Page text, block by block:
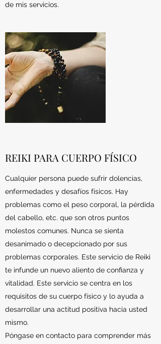
de mis servicios.
REIKI PARA CUERPO FÍSICO
Cualquier persona puede sufrir dolencias,
enfermedades y desafíos físicos. Hay
problemas como el peso corporal, la pérdida
del cabello, etc. que son otros puntos
molestos comunes. Nunca se sienta
desanimado o decepcionado por sus
problemas corporales. Este servicio de Reiki
te infunde un nuevo aliento de confianza y
vitalidad. Este servicio se centra en los
requisitos de su cuerpo físico y lo ayuda a
desarrollar una actitud positiva hacia usted
mismo.
Póngase en contacto para comprender más